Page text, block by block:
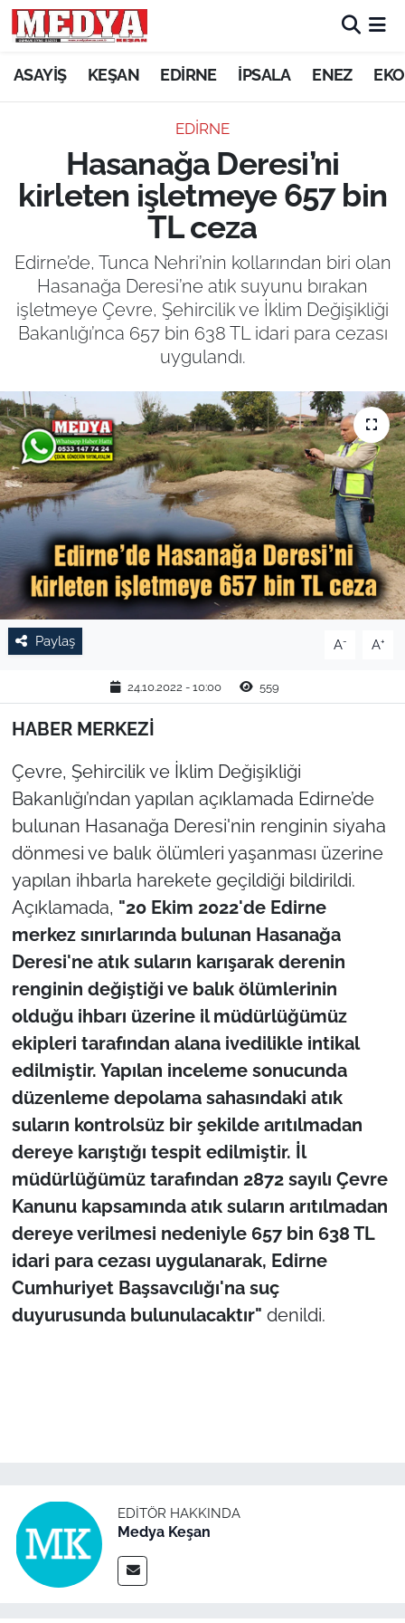
ASAYİŞ KEŞAN EDİRNE İPSALA ENEZ
EDİRNE
Hasanağa Deresi’ni
kirleten işletmeye 657 bin
TL ceza
Edirne’de, Tunca Nehri’nin kollarından biri olan
Hasanağa Deresi’ne atık suyunu bırakan
işletmeye Çevre, Şehircilik ve İklim Değişikliği
Bakanlığı’nca 657 bin 638 TL idari para cezası
uygulandı.
Paylaş A- A+
24.10.2022 - 10:00 559
HABER MERKEZİ
Çevre, Şehircilik ve İklim Değişikliği
Bakanlığı’ndan yapılan açıklamada Edirne’de
bulunan Hasanağa Deresi'nin renginin siyaha
dönmesi ve balık ölümleri yaşanması üzerine
yapılan ihbarla harekete geçildiği bildirildi.
Açıklamada, "20 Ekim 2022'de Edirne
merkez sınırlarında bulunan Hasanağa
Deresi'ne atık suların karışarak derenin
renginin değiştiği ve balık ölümlerinin
olduğu ihbarı üzerine il müdürlüğümüz
ekipleri tarafından alana ivedilikle intikal
edilmiştir. Yapılan inceleme sonucunda
düzenleme depolama sahasındaki atık
suların kontrolsüz bir şekilde arıtılmadan
dereye karıştığı tespit edilmiştir. İl
müdürlüğümüz tarafından 2872 sayılı Çevre
Kanunu kapsamında atık suların arıtılmadan
dereye verilmesi nedeniyle 657 bin 638 TL
idari para cezası uygulanarak, Edirne
Cumhuriyet Başsavcılığı'na suç
duyurusunda bulunulacaktır" denildi.
EDITÖR HAKKINDA
Medya Keşan
KEŞAN
ASAYİŞ
SİYASET
GÜNDEM
EKONOMİ
SAĞLIK
EĞİTİM
TARIM VE HAYVANCILIK
KÜLTÜR SANAT
RESMİ İLAN
SPOR
YAŞAM
KIRKLARELİ
ÇANAKKALE
TÜRKİYE
Bölge
Güvenlik
Genel
Politika
Flaş Haber
Dış Haberler
Magazin
İş Dünyası
Bilim Teknoloji
English News
Gündem-Eğitim